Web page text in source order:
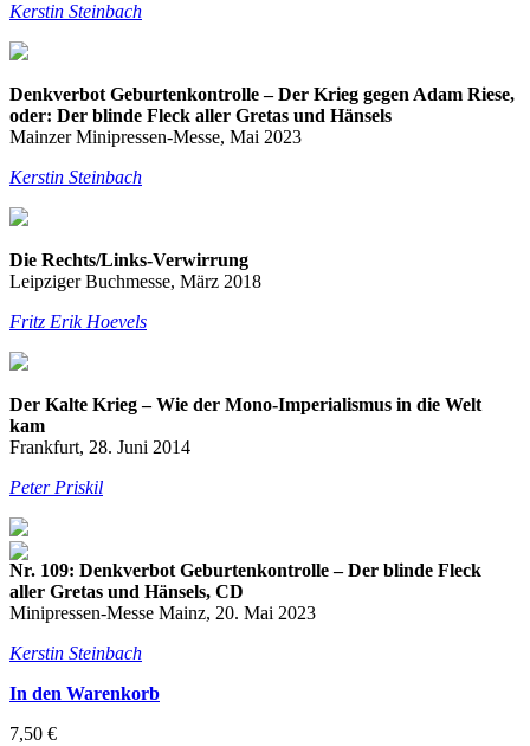
Kerstin Steinbach
Denkverbot Geburtenkontrolle – Der Krieg gegen Adam Riese,
oder: Der blinde Fleck aller Gretas und Hänsels
Mainzer Minipressen-Messe, Mai 2023
Kerstin Steinbach
Die Rechts/Links-Verwirrung
Leipziger Buchmesse, März 2018
Fritz Erik Hoevels
Der Kalte Krieg – Wie der Mono-Imperialismus in die Welt
kam
Frankfurt, 28. Juni 2014
Peter Priskil
Nr. 109: Denkverbot Geburtenkontrolle – Der blinde Fleck
aller Gretas und Hänsels, CD
Minipressen-Messe Mainz, 20. Mai 2023
Kerstin Steinbach
In den Warenkorb
7,50 €